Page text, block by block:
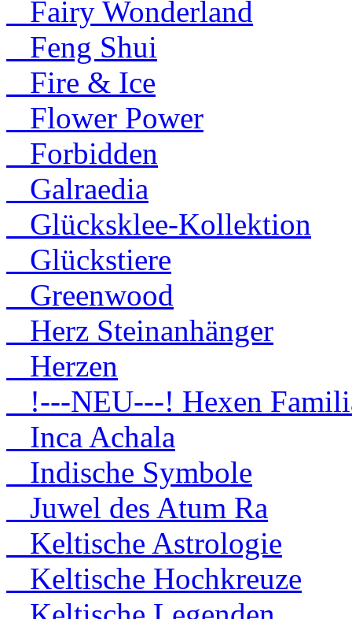
Fairy Wonderland
Feng Shui
Fire & Ice
Flower Power
Forbidden
Galraedia
Glücksklee-Kollektion
Glückstiere
Greenwood
Herz Steinanhänger
Herzen
!---NEU---! Hexen
Inca Achala
Indische Symbole
Juwel des Atum Ra
Keltische Astrologie
Keltische Hochkreuze